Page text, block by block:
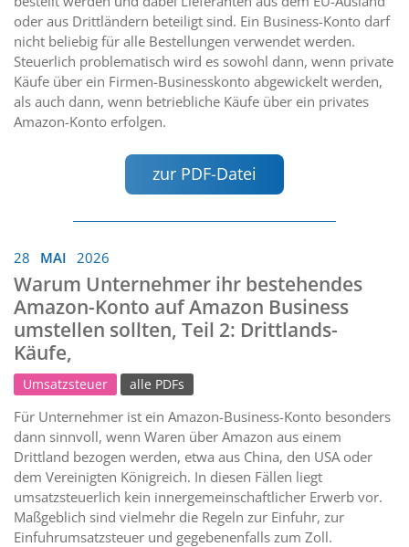
oder aus Drittländern beteiligt sind. Ein Business-Konto darf
nicht beliebig für alle Bestellungen verwendet werden.
Steuerlich problematisch wird es sowohl dann, wenn private
Käufe über ein Firmen-Businesskonto abgewickelt werden,
als auch dann, wenn betriebliche Käufe über ein privates
Amazon-Konto erfolgen.
zur PDF-Datei
28 MAI 2026
Warum Unternehmer ihr bestehendes
Amazon-Konto auf Amazon Business
umstellen sollten, Teil 2: Drittlands-
Käufe,
Umsatzsteuer alle PDFs
Für Unternehmer ist ein Amazon-Business-Konto besonders
dann sinnvoll, wenn Waren über Amazon aus einem
Drittland bezogen werden, etwa aus China, den USA oder
dem Vereinigten Königreich. In diesen Fällen liegt
umsatzsteuerlich kein innergemeinschaftlicher Erwerb vor.
Maßgeblich sind vielmehr die Regeln zur Einfuhr, zur
Einfuhrumsatzsteuer und gegebenenfalls zum Zoll.